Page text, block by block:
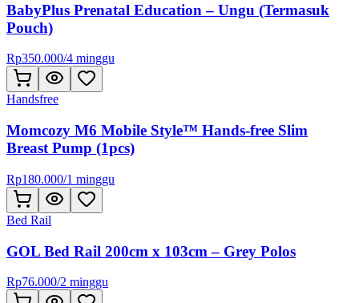
BabyPlus Prenatal Education – Ungu (Termasuk
Pouch)
Rp350.000/4 minggu
Handsfree
Momcozy M6 Mobile Style™ Hands-free Slim
Breast Pump (1pcs)
Rp180.000/1 minggu
Bed Rail
GOL Bed Rail 200cm x 103cm – Grey Polos
Rp76.000/2 minggu